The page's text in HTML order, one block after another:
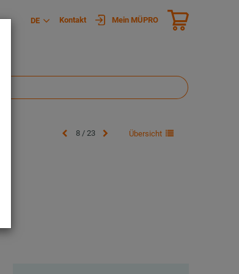
DE Kontakt Mein MÜPRO
8 / 23 Übersicht